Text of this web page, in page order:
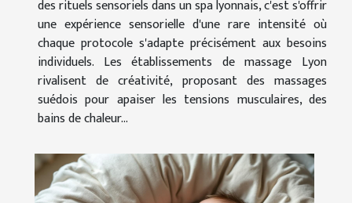
des rituels sensoriels dans un spa lyonnais, c'est s'offrir
une expérience sensorielle d'une rare intensité où
chaque protocole s'adapte précisément aux besoins
individuels. Les établissements de massage Lyon
rivalisent de créativité, proposant des massages
suédois pour apaiser les tensions musculaires, des
bains de chaleur...